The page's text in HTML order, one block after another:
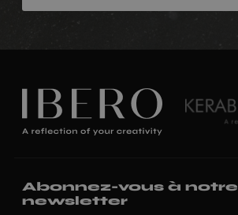
Abonnez-vous à notre
newsletter